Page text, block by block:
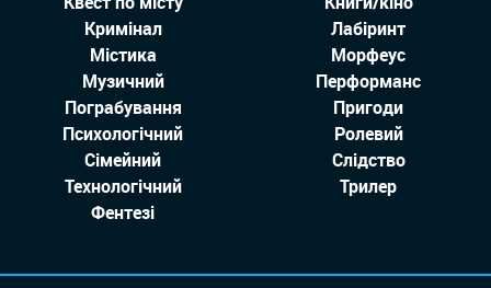
Кримінал
Лабіринт
Містика
Морфеус
Музичний
Перформанс
Пограбування
Пригоди
Психологічний
Ролевий
Сімейний
Слідство
Технологiчний
Трилер
Фентезі